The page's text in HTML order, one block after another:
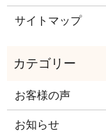
サイトマップ
お客様の声
お知らせ